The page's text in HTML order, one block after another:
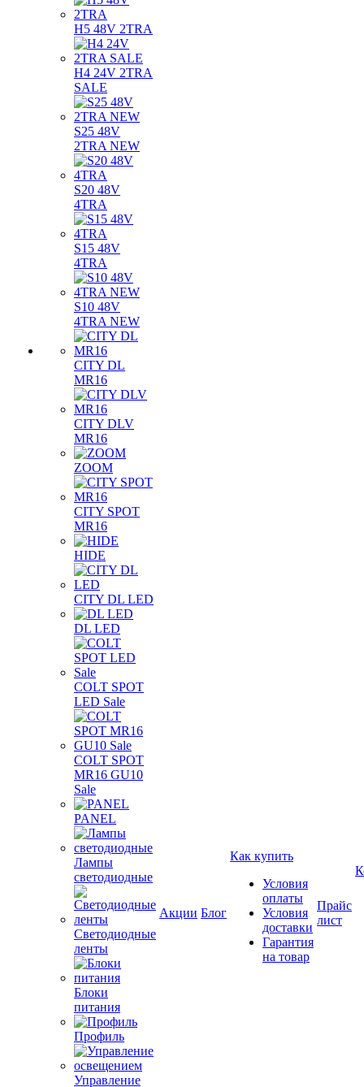
H5 48V 2TRA
H4 24V 2TRA
SALE
S25 48V
2TRA NEW
S20 48V
4TRA
S15 48V
4TRA
S10 48V
4TRA NEW
CITY DL
MR16
CITY DLV
MR16
ZOOM
CITY SPOT
MR16
HIDE
CITY DL LED
DL LED
COLT SPOT
LED Sale
COLT SPOT
MR16 GU10
Sale
PANEL
Лампы
светодиодные
Светодиодные
ленты
Блоки
питания
Профиль
Управление
Акции Блог
Как купить
Условия
оплаты
Условия
доставки
Гарантия
на товар
Прайс
лист